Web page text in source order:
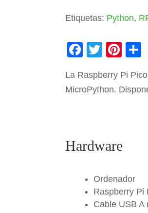
Etiquetas: Python,
F
c
e
o
T
tt
er
Pi
er
e
La Raspberry Pi
MicroPython.
Hardware
Ordenador
Raspberry Pi
Cable USB A